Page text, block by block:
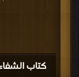
كتاب